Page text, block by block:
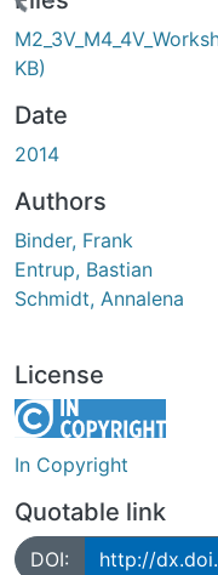
Loading...
KB)
Date
2014
Authors
Binder, Frank
Entrup, Bastian
Schmidt, Annalena
License
In Copyright
Quotable link
DOI: http://